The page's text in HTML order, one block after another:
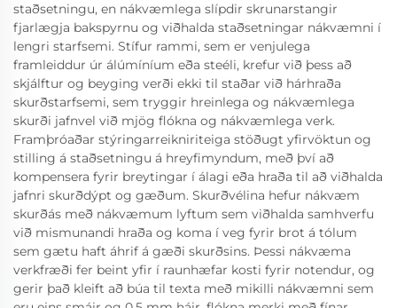
staðsetningu, en nákvæmlega slípdir skrunarstangir
fjarlægja bakspyrnu og viðhalda staðsetningar nákvæmni í
lengri starfsemi. Stífur rammi, sem er venjulega
framleiddur úr álúmíníum eða steéli, krefur við þess að
skjálftur og beyging verði ekki til staðar við hárhraða
skurðstarfsemi, sem tryggir hreinlega og nákvæmlega
skurði jafnvel við mjög flókna og nákvæmlega verk.
Framþróaðar stýringarreikniriteiga stöðugt yfirvöktun og
stilling á staðsetningu á hreyfimyndum, með því að
kompensera fyrir breytingar í álagi eða hraða til að viðhalda
jafnri skurðdýpt og gæðum. Skurðvélina hefur nákvæm
skurðás með nákvæmum lyftum sem viðhalda samhverfu
við mismunandi hraða og koma í veg fyrir brot á tólum
sem gætu haft áhrif á gæði skurðsins. Þessi nákvæma
verkfræði fer beint yfir í raunhæfar kosti fyrir notendur, og
gerir það kleift að búa til texta með mikilli nákvæmni sem